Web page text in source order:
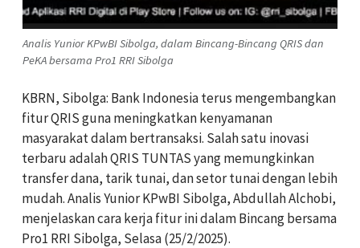
Analis Yunior KPwBI Sibolga, dalam Bincang-Bincang QRIS dan
PeKA bersama Pro1 RRI Sibolga
KBRN, Sibolga: Bank Indonesia terus mengembangkan
fitur QRIS guna meningkatkan kenyamanan
masyarakat dalam bertransaksi. Salah satu inovasi
terbaru adalah QRIS TUNTAS yang memungkinkan
transfer dana, tarik tunai, dan setor tunai dengan lebih
mudah. Analis Yunior KPwBI Sibolga, Abdullah Alchobi,
menjelaskan cara kerja fitur ini dalam Bincang bersama
Pro1 RRI Sibolga, Selasa (25/2/2025).